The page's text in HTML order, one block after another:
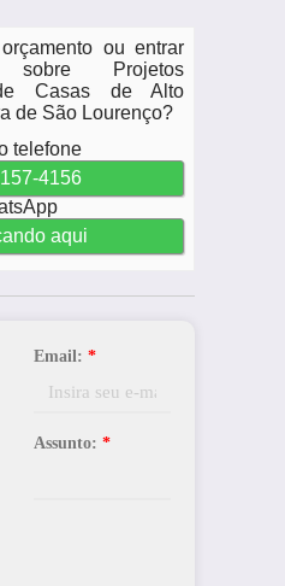
ou entrar
Projetos
Casas de Alto
de São Lourenço?
telefone
4156
aqui
Email: *
Assunto: *